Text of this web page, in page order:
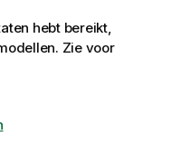
hebt bereikt,
Zie voor